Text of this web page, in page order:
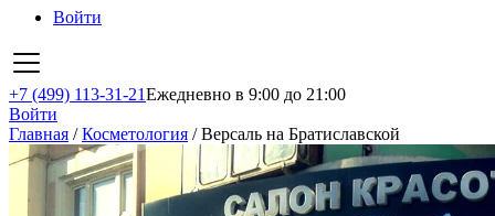
Войти
+7 (499) 113-31-21Ежедневно в 9:00 до 21:00
Войти
Главная /Косметология /Версаль на Братиславской